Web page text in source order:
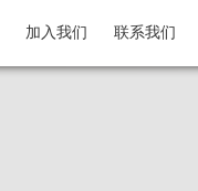
加入我们 联系我们